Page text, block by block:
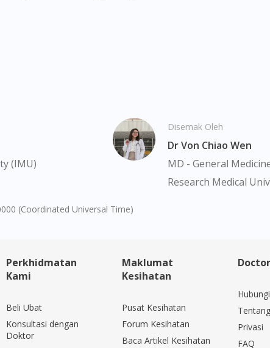
No, please do not redirect me
(IMU)
Disemak Oleh
Dr Von Chiao Wen
MD - General
Research Medical
(Coordinated Universal Time)
Perkhidmatan
Kami
Beli Ubat
Konsultasi dengan
Doktor
Maklumat
Kesihatan
Pusat Kesihatan
Forum Kesihatan
Baca Artikel Kesihatan
Privasi
FAQ